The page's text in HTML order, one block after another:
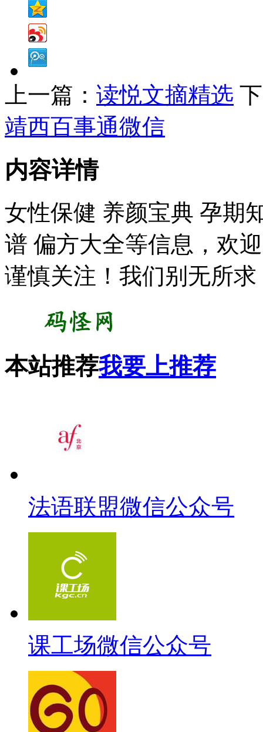
上一篇： 读悦文摘精选
靖西百事通微信
内容详情
女性保健 养颜宝典 孕期
谱 偏方大全等信息，欢
谨慎关注！我们别无所
本站推荐我要上推荐
法语联盟微信公众号
课工场微信公众号